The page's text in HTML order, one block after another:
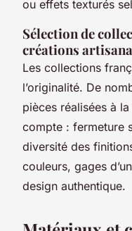
ou effets texturés
Sélection de
créations
Les collections
l’originalité. De
pièces réalisées à
compte : fermeture
diversité des
couleurs, gages
design authentique.